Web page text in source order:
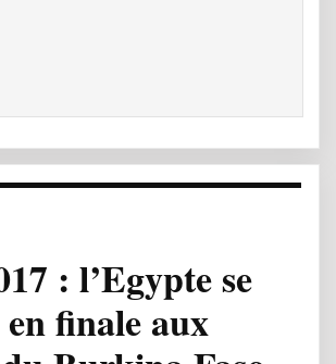
: l’Egypte se
finale aux